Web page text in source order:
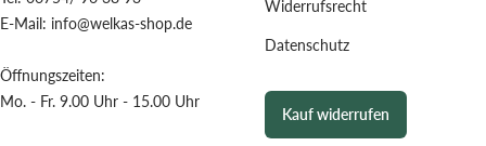
E-Mail: info@welkas-shop.de
Öffnungszeiten:
Mo. - Fr. 9.00 Uhr - 15.00 Uhr
Widerrufsrecht
Datenschutz
Kauf widerrufen